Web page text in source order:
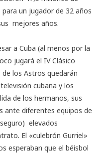
un jugador de 32 años
mejores años.
a Cuba (al menos por la
jugará el IV Clásico
los Astros quedarán
cubana y los
de los hermanos, sus
ante diferentes equipos de
elevados
El «culebrón Gurriel»
esperaban que el béisbol